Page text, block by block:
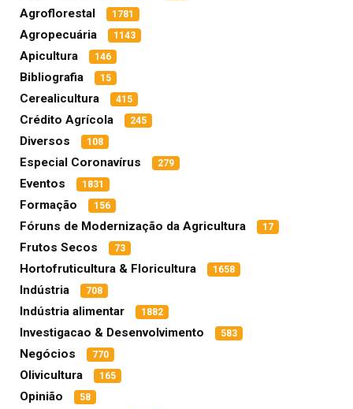
Agroflorestal 1781
Agropecuária 1143
Apicultura 146
Bibliografia 15
Cerealicultura 415
Crédito Agrícola 245
Diversos 108
Especial Coronavírus 279
Eventos 1831
Formação 156
Fóruns de Modernização da Agricultura 17
Frutos Secos 73
Hortofruticultura & Floricultura 1658
Indústria 708
Indústria alimentar 1882
Investigacao & Desenvolvimento 583
Negócios 770
Olivicultura 165
Opinião 58